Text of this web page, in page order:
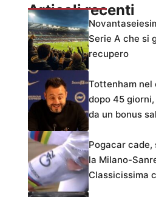
Articoli recenti
Serie A che si
recupero
Tottenham nel
dopo 45
da un bonus
Pogacar
la Milano-
Classicissima